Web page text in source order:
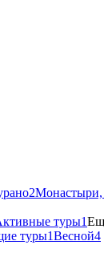
2
туры1
туры1Весной4